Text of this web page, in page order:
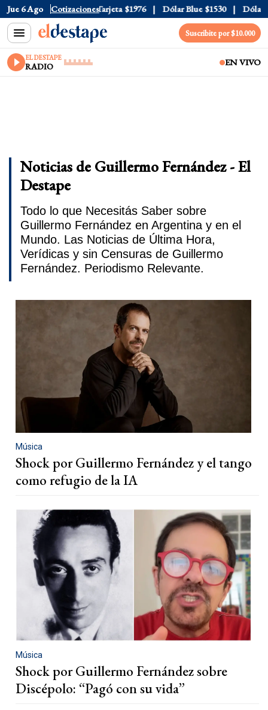
Jue 6 Ago Cotizaciones
$1520 Dólar Tarjeta $1976 Dólar Blue $1530 Dólar
Suscribite por $10.000
EL DESTAPE
RADIO EN VIVO
Noticias de Guillermo Fernández - El
Destape
Todo lo que Necesitás Saber sobre
Guillermo Fernández en Argentina y en el
Mundo. Las Noticias de Última Hora,
Verídicas y sin Censuras de Guillermo
Fernández. Periodismo Relevante.
Música
Shock por Guillermo Fernández y el tango
como refugio de la IA
Música
Shock por Guillermo Fernández sobre
Discépolo: “Pagó con su vida”